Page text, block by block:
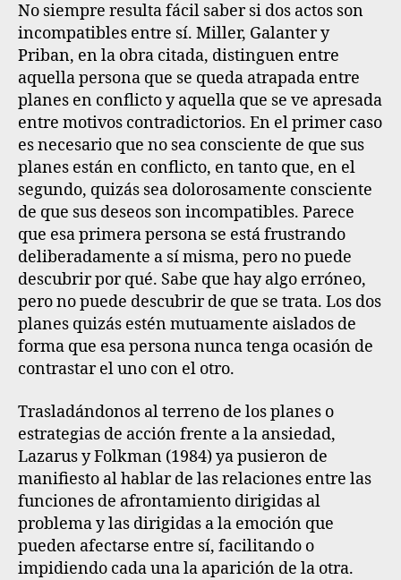
No siempre resulta fácil saber si dos actos son
incompatibles entre sí. Miller, Galanter y
Priban, en la obra citada, distinguen entre
aquella persona que se queda atrapada entre
planes en conflicto y aquella que se ve apresada
entre motivos contradictorios. En el primer caso
es necesario que no sea consciente de que sus
planes están en conflicto, en tanto que, en el
segundo, quizás sea dolorosamente consciente
de que sus deseos son incompatibles. Parece
que esa primera persona se está frustrando
deliberadamente a sí misma, pero no puede
descubrir por qué. Sabe que hay algo erróneo,
pero no puede descubrir de que se trata. Los dos
planes quizás estén mutuamente aislados de
forma que esa persona nunca tenga ocasión de
contrastar el uno con el otro.
Trasladándonos al terreno de los planes o
estrategias de acción frente a la ansiedad,
Lazarus y Folkman (1984) ya pusieron de
manifiesto al hablar de las relaciones entre las
funciones de afrontamiento dirigidas al
problema y las dirigidas a la emoción que
pueden afectarse entre sí, facilitando o
impidiendo cada una la aparición de la otra.